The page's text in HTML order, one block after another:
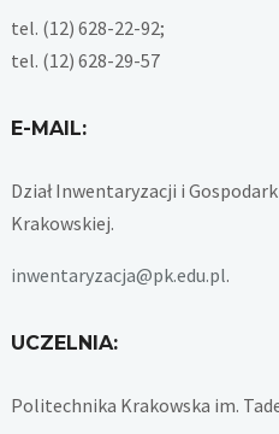
tel. (12) 628-22-92;
tel. (12) 628-29-57
E-MAIL:
Dział Inwentaryzacji i
Krakowskiej.
inwentaryzacja@pk.edu.pl.
UCZELNIA:
Politechnika Krakowska im.